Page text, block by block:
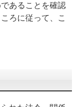
あることを確認
ろに従って、こ